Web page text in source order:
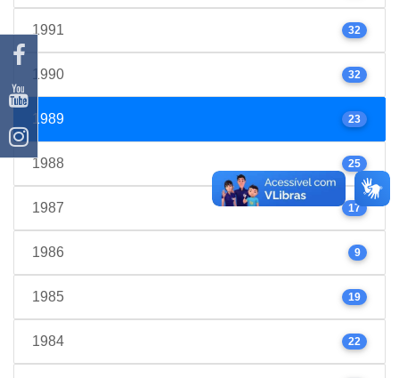
1991 32
1990 32
1989 23
1988 25
1987 17
1986 9
1985 19
1984 22